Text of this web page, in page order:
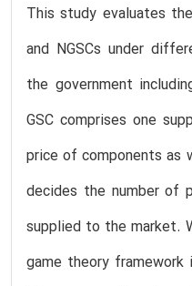
This study evaluates
and NGSCs under
the government
GSC comprises one
price of components as
decides the number of
supplied to the market.
game theory framework